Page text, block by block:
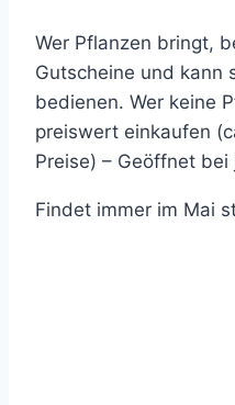
Wer Pflanzen bringt,
Gutscheine und kann
bedienen. Wer keine
preiswert einkaufen
Preise) – Geöffnet bei
Findet immer im Mai